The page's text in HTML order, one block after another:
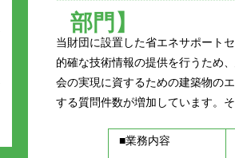
部門】
当財団に設置した省エネサポート
的確な技術情報の提供を行うため
会の実現に資するための建築物の
する質問件数が増加しています。
■業務内容